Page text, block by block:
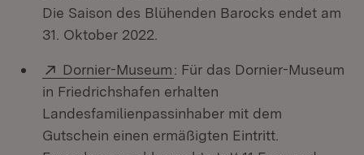
Die Saison des Blühenden Barocks endet am
31. Oktober 2022.
Extern:
Dornier-Museum(Öffnet in neuem Fenster)
: Für das Dornier-Museum
in Friedrichshafen erhalten
Landesfamilienpassinhaber mit dem
Gutschein einen ermäßigten Eintritt.